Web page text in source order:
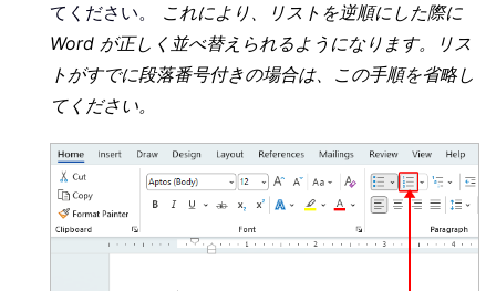
てください。
これにより、リストを逆順にした際に
Word が正しく並べ替えられるようになります。
リス
トがすでに段落番号付きの場合は、この手順を省略し
てください。